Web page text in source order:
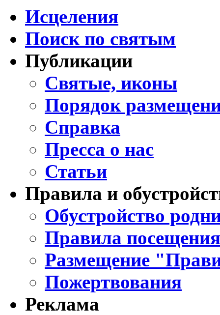
Исцеления
Поиск по святым
Публикации
Святые, иконы
Порядок
Справка
Пресса о нас
Статьи
Правила и
Обустройство
Правила
Размещение
Пожертвования
Реклама